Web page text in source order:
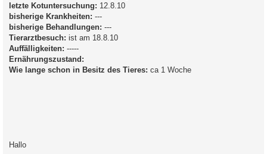
letzte Kotuntersuchung: 12.8.10
bisherige Krankheiten: ---
bisherige Behandlungen: ---
Tierarztbesuch: ist am 18.8.10
Auffälligkeiten: -----
Ernährungszustand:
Wie lange schon in Besitz des Tieres: ca 1 Woche
Hallo